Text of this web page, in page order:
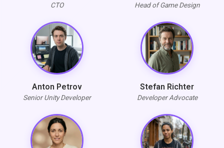
CTO Head of Game Design
Anton Petrov
Senior Unity Developer
Stefan Richter
Developer Advocate